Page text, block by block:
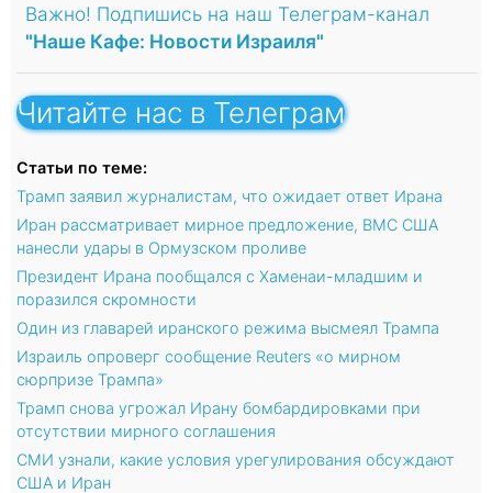
Важно! Подпишись на наш Телеграм-канал
"Наше Кафе: Новости Израиля"
Читайте нас в Телеграм
Статьи по теме:
Трамп заявил журналистам, что ожидает ответ Ирана
Иран рассматривает мирное предложение, ВМС США
нанесли удары в Ормузском проливе
Президент Ирана пообщался с Хаменаи-младшим и
поразился скромности
Один из главарей иранского режима высмеял Трампа
Израиль опроверг сообщение Reuters «о мирном
сюрпризе Трампа»
Трамп снова угрожал Ирану бомбардировками при
отсутствии мирного соглашения
СМИ узнали, какие условия урегулирования обсуждают
США и Иран